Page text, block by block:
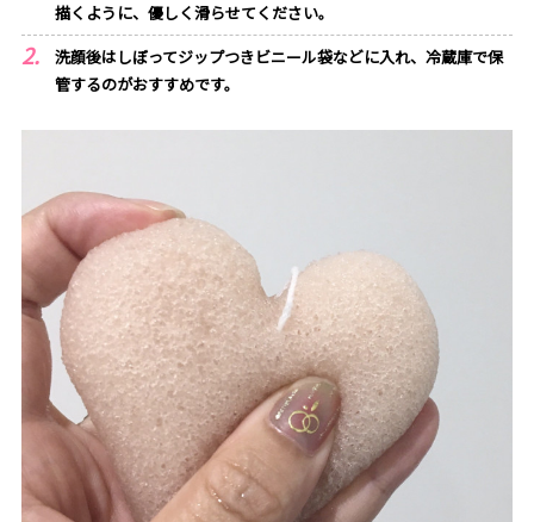
描くように、優しく滑らせてください。
洗顔後はしぼってジップつきビニール袋などに入れ、冷蔵庫で保
管するのがおすすめです。